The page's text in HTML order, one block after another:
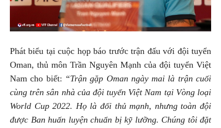
Phát biểu tại cuộc họp báo trước trận đấu với đội tuyển
Oman, thủ môn Trần Nguyên Mạnh của đội tuyển Việt
Nam cho biết: “Trận gặp Oman ngày mai là trận cuối
cùng trên sân nhà của đội tuyển Việt Nam tại Vòng loại
World Cup 2022. Họ là đối thủ mạnh, nhưng toàn đội
được Ban huấn luyện chuẩn bị kỹ lưỡng. Chúng tôi đặt